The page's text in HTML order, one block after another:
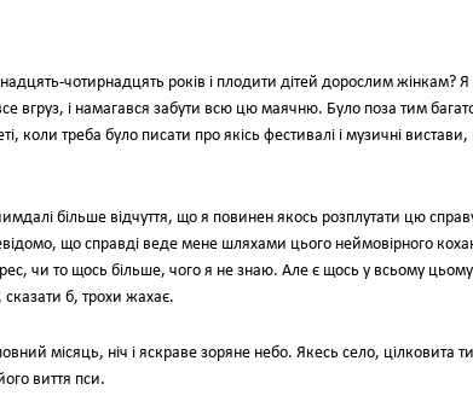
чотирнадцять років і плодити дітей дорослим жінкам? Я
вгруз, і намагався забути всю цю маячню. Було поза тим
коли треба було писати про якісь фестивалі і музичні вистави,
більше відчуття, що я повинен якось розплутати цю
що справді веде мене шляхами цього неймовірного
чи то щось більше, чого я не знаю. Але є щось у всьому цьому
сказати б, трохи жахає.
місяць, ніч і яскраве зоряне небо. Якесь село, цілковита
виття пси.